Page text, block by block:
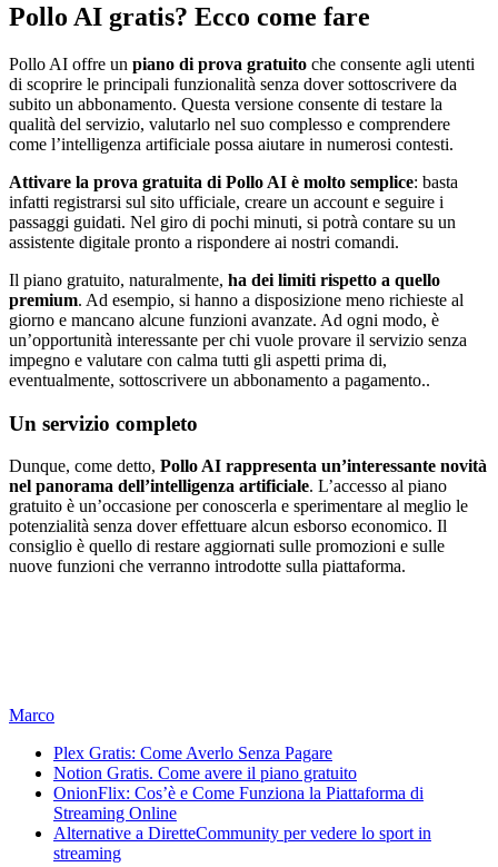
Pollo AI gratis? Ecco come fare
Pollo AI offre un piano di prova gratuito che consente agli utenti
di scoprire le principali funzionalità senza dover sottoscrivere da
subito un abbonamento. Questa versione consente di testare la
qualità del servizio, valutarlo nel suo complesso e comprendere
come l’intelligenza artificiale possa aiutare in numerosi contesti.
Attivare la prova gratuita di Pollo AI è molto semplice: basta
infatti registrarsi sul sito ufficiale, creare un account e seguire i
passaggi guidati. Nel giro di pochi minuti, si potrà contare su un
assistente digitale pronto a rispondere ai nostri comandi.
Il piano gratuito, naturalmente, ha dei limiti rispetto a quello
premium. Ad esempio, si hanno a disposizione meno richieste al
giorno e mancano alcune funzioni avanzate. Ad ogni modo, è
un’opportunità interessante per chi vuole provare il servizio senza
impegno e valutare con calma tutti gli aspetti prima di,
eventualmente, sottoscrivere un abbonamento a pagamento..
Un servizio completo
Dunque, come detto, Pollo AI rappresenta un’interessante novità
nel panorama dell’intelligenza artificiale. L’accesso al piano
gratuito è un’occasione per conoscerla e sperimentare al meglio le
potenzialità senza dover effettuare alcun esborso economico. Il
consiglio è quello di restare aggiornati sulle promozioni e sulle
nuove funzioni che verranno introdotte sulla piattaforma.
Marco
Plex Gratis: Come Averlo Senza Pagare
Notion Gratis. Come avere il piano gratuito
OnionFlix: Cos’è e Come Funziona la Piattaforma di
Streaming Online
Alternative a DiretteCommunity per vedere lo sport in
streaming